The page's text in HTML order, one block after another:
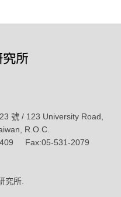
號 / 123 University Road,
R.O.C.
Fax:05-531-2079
究所.